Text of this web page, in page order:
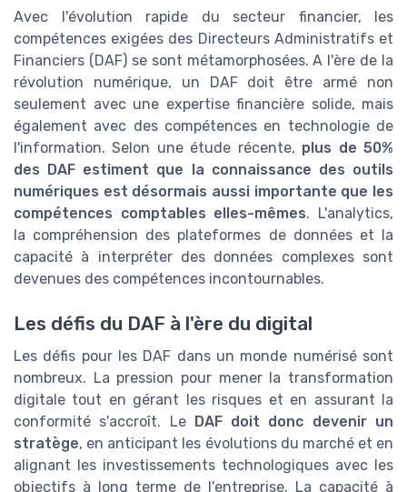
Avec l'évolution rapide du secteur financier, les
compétences exigées des Directeurs Administratifs et
Financiers (DAF) se sont métamorphosées. A l'ère de la
révolution numérique, un DAF doit être armé non
seulement avec une expertise financière solide, mais
également avec des compétences en technologie de
l'information. Selon une étude récente, plus de 50%
des DAF estiment que la connaissance des outils
numériques est désormais aussi importante que les
compétences comptables elles-mêmes. L'analytics,
la compréhension des plateformes de données et la
capacité à interpréter des données complexes sont
devenues des compétences incontournables.
Les défis du DAF à l'ère du digital
Les défis pour les DAF dans un monde numérisé sont
nombreux. La pression pour mener la transformation
digitale tout en gérant les risques et en assurant la
conformité s'accroît. Le DAF doit donc devenir un
stratège, en anticipant les évolutions du marché et en
alignant les investissements technologiques avec les
objectifs à long terme de l'entreprise. La capacité à